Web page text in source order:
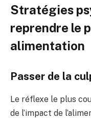
Stratégies
reprendre le
alimentation
Passer de la
Le réflexe le plus
de l’impact de